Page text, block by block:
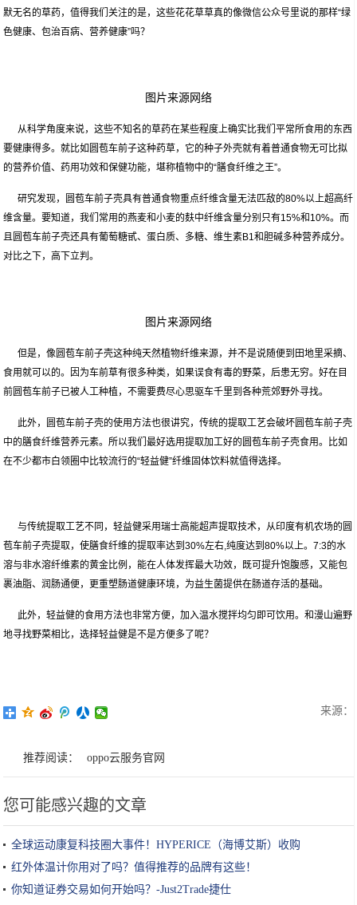
默无名的草药，值得我们关注的是，这些花花草草真的像微信公众号里说的那样“绿
色健康、包治百病、营养健康”吗？
图片来源网络
从科学角度来说，这些不知名的草药在某些程度上确实比我们平常所食用的东西
要健康得多。就比如圆苞车前子这种药草，它的种子外壳就有着普通食物无可比拟
的营养价值、药用功效和保健功能，堪称植物中的“膳食纤维之王”。
研究发现，圆苞车前子壳具有普通食物重点纤维含量无法匹敌的80%以上超高纤
维含量。要知道，我们常用的燕麦和小麦的麸中纤维含量分别只有15%和10%。而
且圆苞车前子壳还具有葡萄糖甙、蛋白质、多糖、维生素B1和胆碱多种营养成分。
对比之下，高下立判。
图片来源网络
但是，像圆苞车前子壳这种纯天然植物纤维来源，并不是说随便到田地里采摘、
食用就可以的。因为车前草有很多种类，如果误食有毒的野菜，后患无穷。好在目
前圆苞车前子已被人工种植，不需要费尽心思驱车千里到各种荒郊野外寻找。
此外，圆苞车前子壳的使用方法也很讲究，传统的提取工艺会破坏圆苞车前子壳
中的膳食纤维营养元素。所以我们最好选用提取加工好的圆苞车前子壳食用。比如
在不少都市白领圈中比较流行的“轻益健”纤维固体饮料就值得选择。
与传统提取工艺不同，轻益健采用瑞士高能超声提取技术，从印度有机农场的圆
苞车前子壳提取，使膳食纤维的提取率达到30%左右,纯度达到80%以上。7:3的水
溶与非水溶纤维素的黄金比例，能在人体发挥最大功效，既可提升饱腹感，又能包
裹油脂、润肠通便，更重塑肠道健康环境，为益生菌提供在肠道存活的基础。
此外，轻益健的食用方法也非常方便，加入温水搅拌均匀即可饮用。和漫山遍野
地寻找野菜相比，选择轻益健是不是方便多了呢？
来源：
推荐阅读： oppo云服务官网
您可能感兴趣的文章
全球运动康复科技圈大事件！HYPERICE（海博艾斯）收购
NormaTec！
红外体温计你用对了吗？值得推荐的品牌有这些！
你知道证券交易如何开始吗？-Just2Trade捷仕